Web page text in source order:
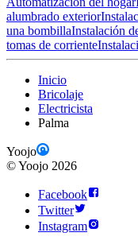
alumbrado exterior
una bombillaInstalación
tomas de corriente
Inicio
Bricolaje
Electricista
Palma
Yoojo
©Yoojo 2026
Facebook
Twitter
Instagram